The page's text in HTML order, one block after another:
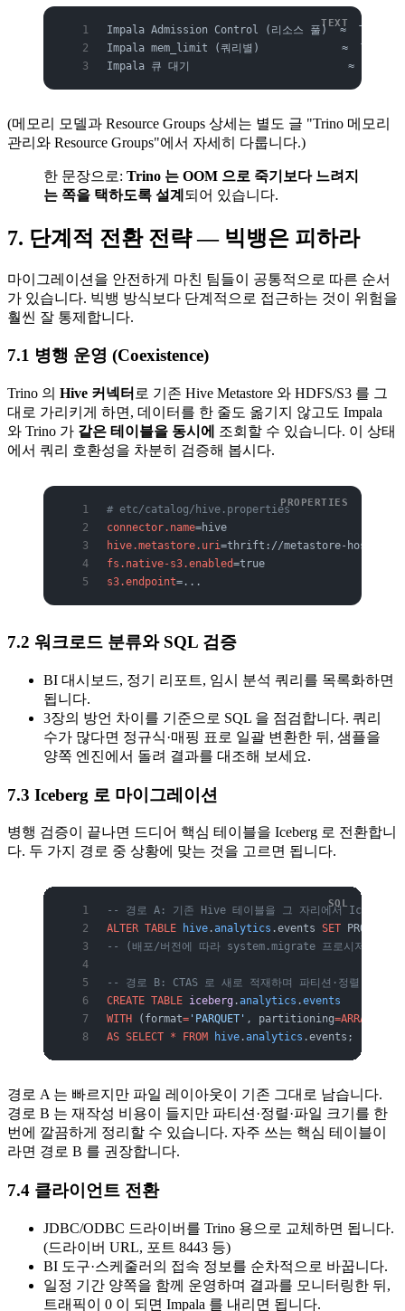
Impala Admission Control (리소스 풀)  ≈  Trino
Impala mem_limit (쿼리별)             ≈  Trino
Impala 큐 대기                         ≈  Trino
(메모리 모델과 Resource Groups 상세는 별도 글 "Trino 메모리
관리와 Resource Groups"에서 자세히 다룹니다.)
한 문장으로: Trino 는 OOM 으로 죽기보다 느려지
는 쪽을 택하도록 설계 되어 있습니다.
7. 단계적 전환 전략 — 빅뱅은 피하라
마이그레이션을 안전하게 마친 팀들이 공통적으로 따른 순서
가 있습니다. 빅뱅 방식보다 단계적으로 접근하는 것이 위험을
훨씬 잘 통제합니다.
7.1 병행 운영 (Coexistence)
Trino 의 Hive 커넥터 로 기존 Hive Metastore 와 HDFS/S3 를 그
대로 가리키게 하면, 데이터를 한 줄도 옮기지 않고도 Impala
와 Trino 가 같은 테이블을 동시에
조회할 수 있습니다. 이 상태
에서 쿼리 호환성을 차분히 검증해 봅시다.
# etc/catalog/hive.properties
connector.name=hive
hive.metastore.uri=thrift://metastore-host:9083
fs.native-s3.enabled=true
s3.endpoint=...
7.2 워크로드 분류와 SQL 검증
BI 대시보드, 정기 리포트, 임시 분석 쿼리를 목록화하면
됩니다.
3장의 방언 차이를 기준으로 SQL 을 점검합니다. 쿼리
수가 많다면 정규식·매핑 표로 일괄 변환한 뒤, 샘플을
양쪽 엔진에서 돌려 결과를 대조해 보세요.
7.3 Iceberg 로 마이그레이션
병행 검증이 끝나면 드디어 핵심 테이블을 Iceberg 로 전환합니
다. 두 가지 경로 중 상황에 맞는 것을 고르면 됩니다.
-- 경로 A: 기존 Hive 테이블을 그 자리에서 Iceberg
ALTER TABLE hive .analytics .events SET
-- (배포/버전에 따라 system.migrate 프로시저 사용)
-- 경로 B: CTAS 로 새로 적재하며 파티션·정렬 전략을
CREATE TABLE iceberg .analytics .events
WITH (format= 'PARQUET' , partitioning=ARRAY
AS SELECT * FROM hive .analytics .events;
경로 A 는 빠르지만 파일 레이아웃이 기존 그대로 남습니다.
경로 B 는 재작성 비용이 들지만 파티션·정렬·파일 크기를 한
번에 깔끔하게 정리할 수 있습니다. 자주 쓰는 핵심 테이블이
라면 경로 B 를 권장합니다.
7.4 클라이언트 전환
JDBC/ODBC 드라이버를 Trino 용으로 교체하면 됩니다.
(드라이버 URL, 포트 8443 등)
BI 도구·스케줄러의 접속 정보를 순차적으로 바꿉니다.
일정 기간 양쪽을 함께 운영하며 결과를 모니터링한 뒤,
트래픽이 0 이 되면 Impala 를 내리면 됩니다.